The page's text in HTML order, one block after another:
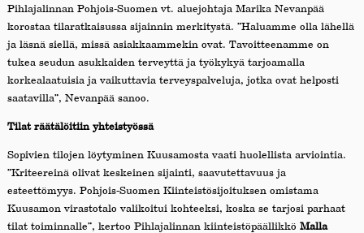
Pihlajalinnan Pohjois-Suomen vt. aluejohtaja Marika Nevanpää
korostaa tilaratkaisussa sijainnin merkitystä. ”Haluamme olla lähellä
ja läsnä siellä, missä asiakkaammekin ovat. Tavoitteenamme on
tukea seudun asukkaiden terveyttä ja työkykyä tarjoamalla
korkealaatuisia ja vaikuttavia terveyspalveluja, jotka ovat helposti
saatavilla”, Nevanpää sanoo.
Tilat räätälöitiin yhteistyössä
Sopivien tilojen löytyminen Kuusamosta vaati huolellista arviointia.
”Kriteereinä olivat keskeinen sijainti, saavutettavuus ja
esteettömyys. Pohjois-Suomen Kiinteistösijoituksen omistama
Kuusamon virastotalo valikoitui kohteeksi, koska se tarjosi parhaat
tilat toiminnalle”, kertoo Pihlajalinnan kiinteistöpäällikköMalla